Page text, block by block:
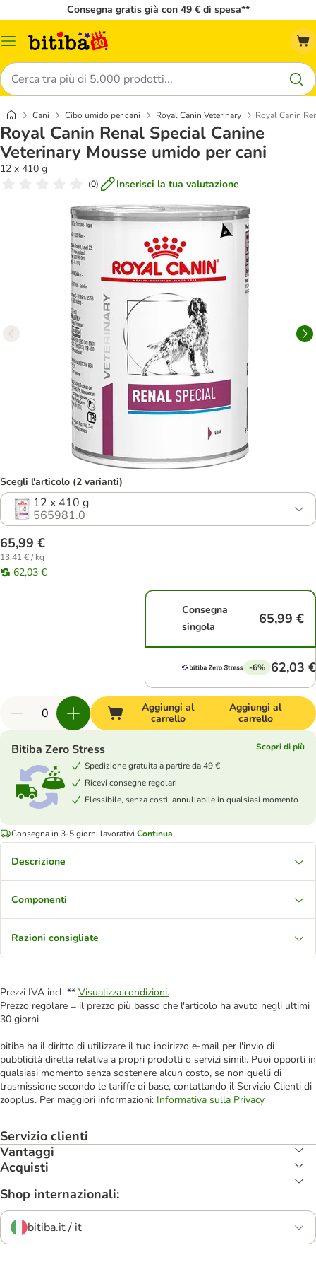
Consegna gratis già con 49 € di spesa**
Overview
Cerca
Cani Cibo umido per cani Royal Canin Veterinary Royal Canin
Royal Canin Renal Special Canine
Veterinary Mousse umido per cani
12 x 410 g
(0) Inserisci la tua valutazione
Scegli l'articolo (2 varianti)
12 x 410 g
565981.0
65,99 €
13,41 € / kg
62,03 €
Consegna
singola
65,99 €
-6% 62,03 €
Aggiungi al
carrello
Aggiungi al
carrello
Bitiba Zero Stress
Scopri di più
Spedizione gratuita a partire da 49 €
Ricevi consegne regolari
Flessibile, senza costi, annullabile in qualsiasi momento
Consegna in 3-5 giorni lavorativi Continua
Descrizione
Componenti
Razioni consigliate
Prezzi IVA incl. ** Visualizza condizioni.
Prezzo regolare = il prezzo più basso che l'articolo ha avuto negli ultimi
30 giorni
bitiba ha il diritto di utilizzare il tuo indirizzo e-mail per l'invio di
pubblicità diretta relativa a propri prodotti o servizi simili. Puoi opporti in
qualsiasi momento senza sostenere alcun costo, se non quelli di
trasmissione secondo le tariffe di base, contattando il Servizio Clienti di
zooplus. Per maggiori informazioni: Informativa sulla Privacy
Servizio clienti
Vantaggi
Acquisti
Shop internazionali:
bitiba.it / it